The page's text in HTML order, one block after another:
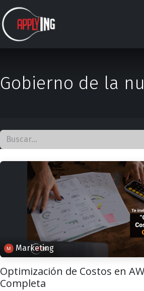
Ir al contenido
Gobierno de la
Marketing
Optimización de Costos en
Completa